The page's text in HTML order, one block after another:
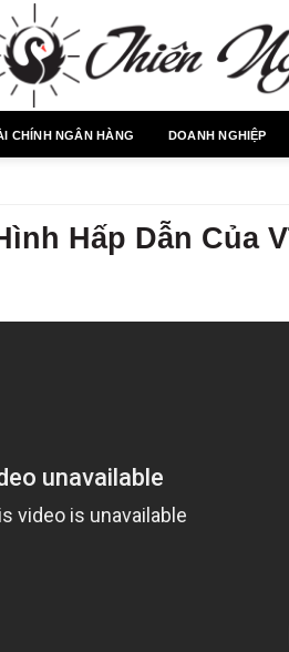
CHÍNH NGÂN HÀNG DOANH NGHIỆP
Hấp Dẫn Của